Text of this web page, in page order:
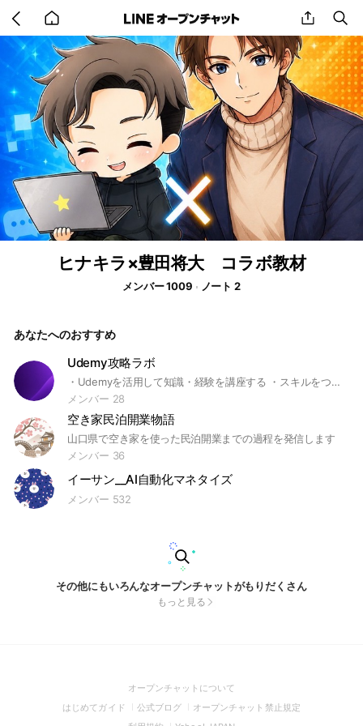
back
to
home
share
ヒナキラ×豊田将大 コラボ教材
メンバー 1009 ノート 2
あなたへのおすすめ
Udemy攻略ラボ
・Udemyを活用して知識・経験を講座する ・スキルをつかって制作代行で活動する 副業で活動する私のノウハウの共有のためのコミュニティです。
メンバー 28
空き家民泊開業物語
山口県で空き家を使った民泊開業までの過程を発信します
メンバー 36
イーサン__AI自動化マネタイズ
メンバー 532
その他にもいろんなオープンチャットがもりだくさん
もっと見る
オープンチャットについて
in
はじめてガイド
(Open
in
公式ブログ
(Open
in
オープンチャット禁止規定(Open